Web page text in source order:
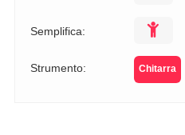
Semplifica:
Strumento: Chitarra